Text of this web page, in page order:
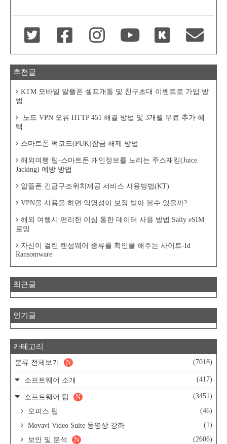
추천글
KTM 모바일 알뜰폰 셀프개통 및 친구초대 이벤트로 가입 방
법
노드 VPN 오류 HTTP 451 해결 방법 및 3개월 무료 추가 혜
택
스마트폰 퍽코드(PUK)잠금 해제 방법
해외여행 팁-스마트폰 개인정보를 노리는 주스재킹(Juice
Jacking) 예방 방법
알뜰폰 긴급구조위치제공 서비스 사용방법(KT)
VPN을 사용을 하면 익명성이 보장 받아 볼수 있을까?
해외 여행시 편리한 이심 통한 데이터 사용 방법 Saily eSIM
로밍
자신이 걸린 랜섬웨어 종류를 확인을 해주는 사이트-Id
Ransomware
최근글
인기글
카테고리
분류 전체보기 (7018)
N
소프트웨어 소개 (417)
소프트웨어 팁 (3451)
N
오피스 팁
(46)
Movavi Video Suite 동영상 강좌
(1)
보안 및 분석
(2606)
N